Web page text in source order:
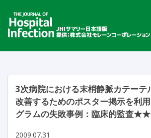
3次病院における末梢静脈カテーテ
改善するためのポスター掲示を利
グラムの失敗事例：臨床的監査★★
2009.07.31